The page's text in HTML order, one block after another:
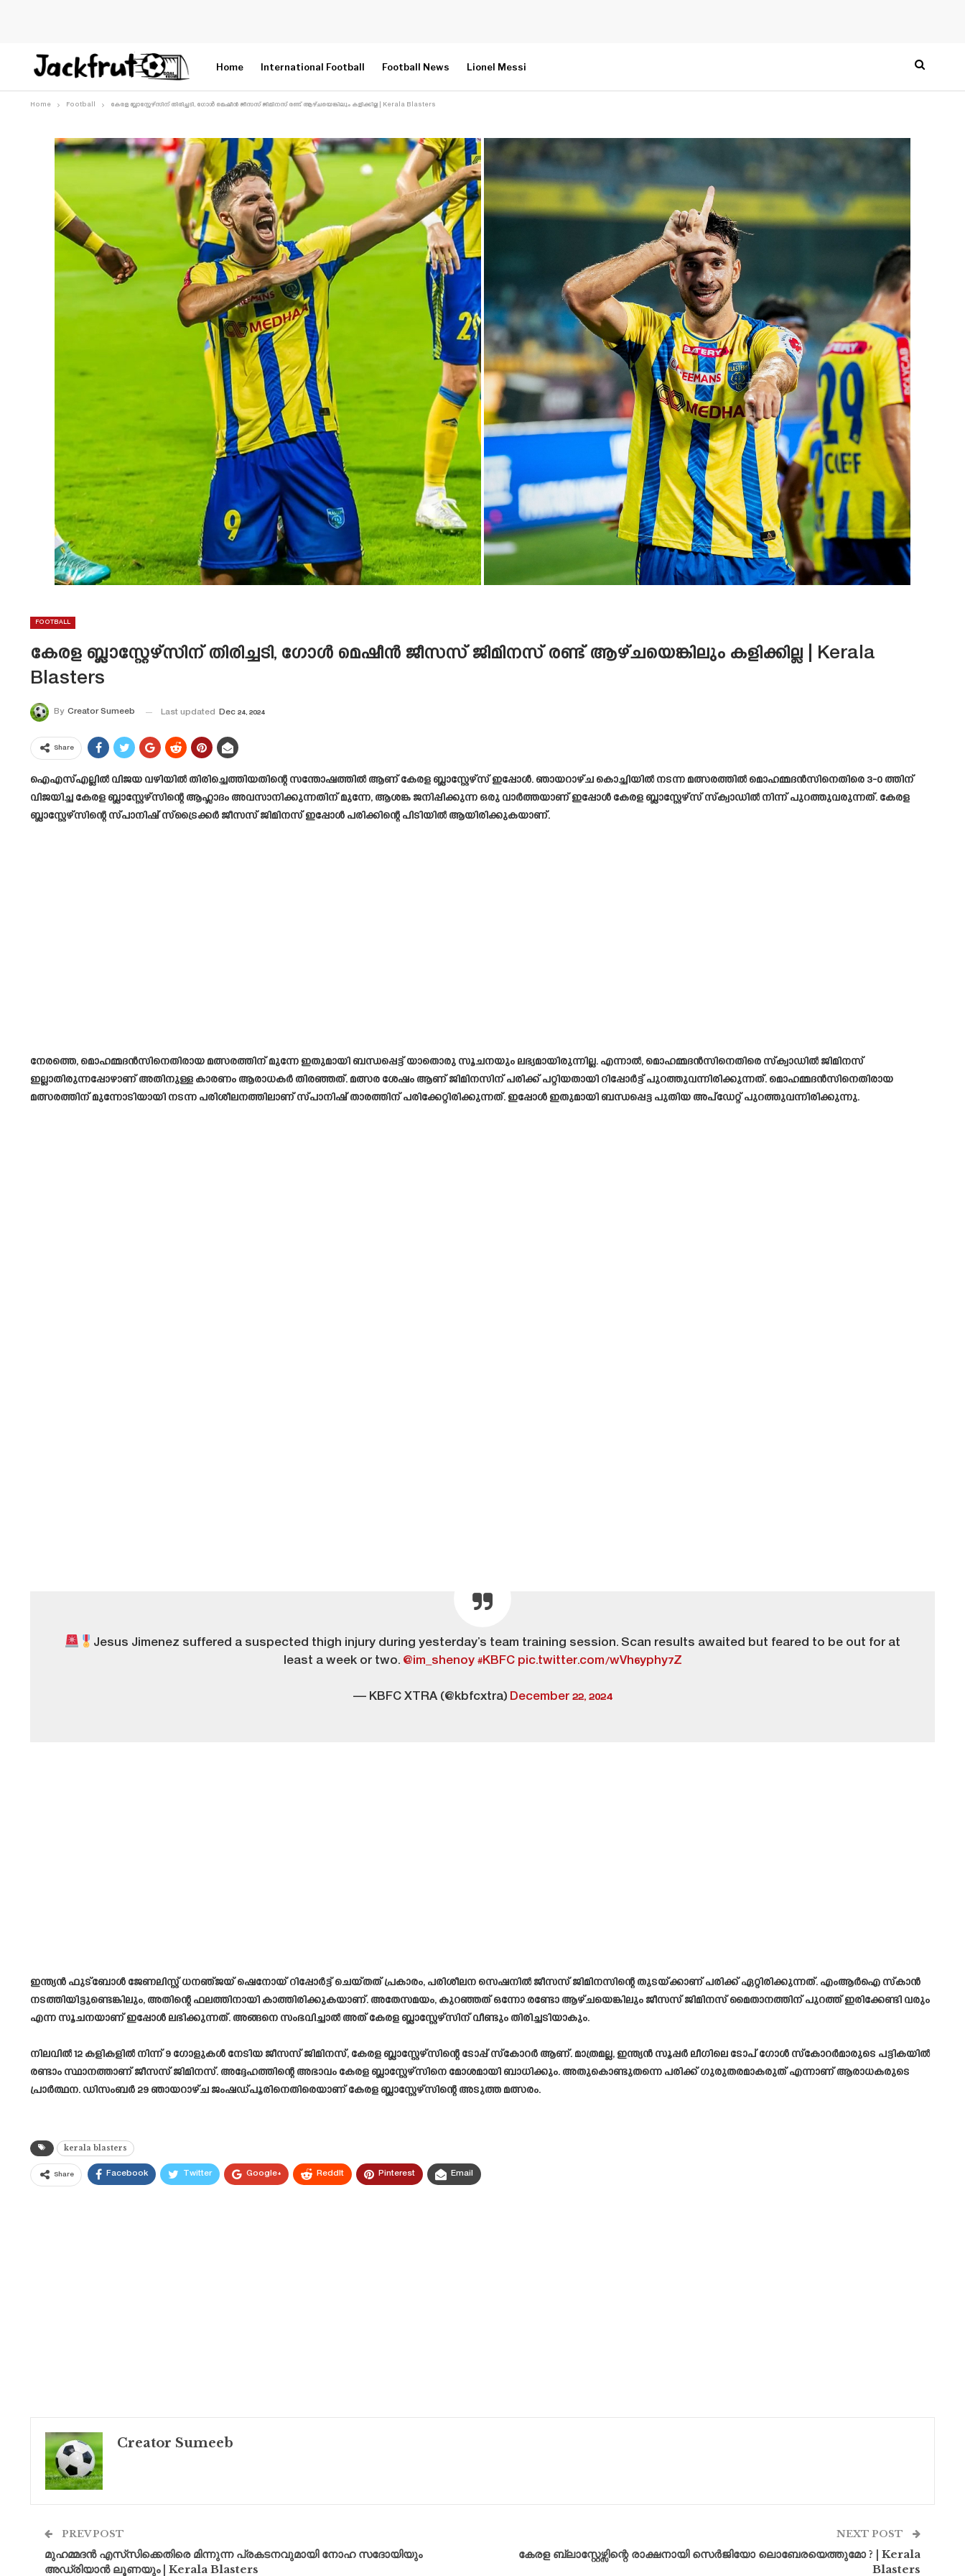
Home International Football Football News Lionel Messi
Home Football കേരള ബ്ലാസ്റ്റേഴ്സിന് തിരിച്ചടി, ഗോൾ മെഷീൻ ജീസസ് ജിമിനസ് രണ്ട് ആഴ്ചയെങ്കിലും കളിക്കില്ല | Kerala Blasters
FOOTBALL
കേരള ബ്ലാസ്റ്റേഴ്സിന് തിരിച്ചടി, ഗോൾ മെഷീൻ ജീസസ് ജിമിനസ് രണ്ട് ആഴ്ചയെങ്കിലും കളിക്കില്ല | Kerala
Blasters
By Creator Sumeeb Last updated Dec 24, 2024
Share
ഐഎസ്എല്ലിൽ വിജയ വഴിയിൽ തിരിച്ചെത്തിയതിന്റെ സന്തോഷത്തിൽ ആണ് കേരള ബ്ലാസ്റ്റേഴ്സ് ഇപ്പോൾ. ഞായറാഴ്ച കൊച്ചിയിൽ നടന്ന മത്സരത്തിൽ മൊഹമ്മദൻസിനെതിരെ 3-0 ത്തിന്
വിജയിച്ച കേരള ബ്ലാസ്റ്റേഴ്സിന്റെ ആഹ്ലാദം അവസാനിക്കുന്നതിന് മുന്നേ, ആശങ്ക ജനിപ്പിക്കുന്ന ഒരു വാർത്തയാണ് ഇപ്പോൾ കേരള ബ്ലാസ്റ്റേഴ്സ് സ്ക്വാഡിൽ നിന്ന് പുറത്തുവരുന്നത്. കേരള
ബ്ലാസ്റ്റേഴ്സിന്റെ സ്പാനിഷ് സ്ട്രൈക്കർ ജീസസ് ജിമിനസ് ഇപ്പോൾ പരിക്കിന്റെ പിടിയിൽ ആയിരിക്കുകയാണ്.
നേരത്തെ, മൊഹമ്മദൻസിനെതിരായ മത്സരത്തിന് മുന്നേ ഇതുമായി ബന്ധപ്പെട്ട് യാതൊരു സൂചനയും ലഭ്യമായിരുന്നില്ല. എന്നാൽ, മൊഹമ്മദൻസിനെതിരെ സ്‌ക്വാഡിൽ ജിമിനസ്
ഇല്ലാതിരുന്നപ്പോഴാണ് അതിനുള്ള കാരണം ആരാധകർ തിരഞ്ഞത്. മത്സര ശേഷം ആണ് ജിമിനസിന് പരിക്ക് പറ്റിയതായി റിപ്പോർട്ട് പുറത്തുവന്നിരിക്കുന്നത്. മൊഹമ്മദൻസിനെതിരായ
മത്സരത്തിന് മുന്നോടിയായി നടന്ന പരിശീലനത്തിലാണ് സ്പാനിഷ് താരത്തിന് പരിക്കേറ്റിരിക്കുന്നത്. ഇപ്പോൾ ഇതുമായി ബന്ധപ്പെട്ട പുതിയ അപ്ഡേറ്റ് പുറത്തുവന്നിരിക്കുന്നു.
Jesus Jimenez suffered a suspected thigh injury during yesterday’s team training session. Scan results awaited but feared to be out for at
least a week or two. @im_shenoy #KBFC pic.twitter.com/wVh6yphy7Z
— KBFC XTRA (@kbfcxtra) December 22, 2024
ഇന്ത്യൻ ഫുട്ബോൾ ജേണലിസ്റ്റ് ധനഞ്ജയ് ഷെനോയ് റിപ്പോർട്ട് ചെയ്തത് പ്രകാരം, പരിശീലന സെഷനിൽ ജീസസ് ജിമിനസിന്റെ തുടയ്ക്കാണ് പരിക്ക് ഏറ്റിരിക്കുന്നത്. എംആർഐ സ്കാൻ
നടത്തിയിട്ടുണ്ടെങ്കിലും, അതിന്റെ ഫലത്തിനായി കാത്തിരിക്കുകയാണ്. അതേസമയം, കുറഞ്ഞത് ഒന്നോ രണ്ടോ ആഴ്ചയെങ്കിലും ജീസസ് ജിമിനസ് മൈതാനത്തിന് പുറത്ത് ഇരിക്കേണ്ടി വരും
എന്ന സൂചനയാണ് ഇപ്പോൾ ലഭിക്കുന്നത്. അങ്ങനെ സംഭവിച്ചാൽ അത് കേരള ബ്ലാസ്റ്റേഴ്സിന് വീണ്ടും തിരിച്ചടിയാകും.
നിലവിൽ 12 കളികളിൽ നിന്ന് 9 ഗോളുകൾ നേടിയ ജീസസ് ജിമിനസ്, കേരള ബ്ലാസ്റ്റേഴ്സിന്റെ ടോപ്പ് സ്കോറർ ആണ്. മാത്രമല്ല, ഇന്ത്യൻ സൂപ്പർ ലീഗിലെ ടോപ് ഗോൾ സ്കോറർമാരുടെ പട്ടികയിൽ
രണ്ടാം സ്ഥാനത്താണ് ജീസസ് ജിമിനസ്. അദ്ദേഹത്തിന്റെ അഭാവം കേരള ബ്ലാസ്റ്റേഴ്സിനെ മോശമായി ബാധിക്കും. അതുകൊണ്ടുതന്നെ പരിക്ക് ഗുരുതരമാകരുത് എന്നാണ് ആരാധകരുടെ
പ്രാർത്ഥന. ഡിസംബർ 29 ഞായറാഴ്ച ജംഷഡ്പൂരിനെതിരെയാണ് കേരള ബ്ലാസ്റ്റേഴ്സിന്റെ അടുത്ത മത്സരം.
kerala blasters
Share Facebook Twitter Google+ ReddIt Pinterest Email
Creator Sumeeb
PREV POST
മുഹമ്മദൻ എസ്‌സിക്കെതിരെ മിന്നുന്ന പ്രകടനവുമായി നോഹ സദോയിയും
അഡ്രിയാൻ ലൂണയും | Kerala Blasters
NEXT POST
കേരള ബ്ലാസ്റ്റേഴ്സിന്റെ രാക്ഷനായി സെർജിയോ ലൊബേരയെത്തുമോ ? | Kerala
Blasters